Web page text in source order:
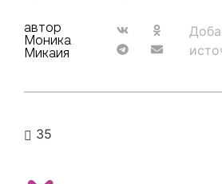
автор
Моника
Микаия
35